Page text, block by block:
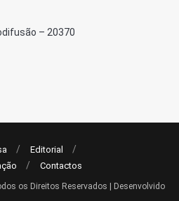
– 20370
Editorial
Contactos
os Direitos Reservados | Desenvolvido